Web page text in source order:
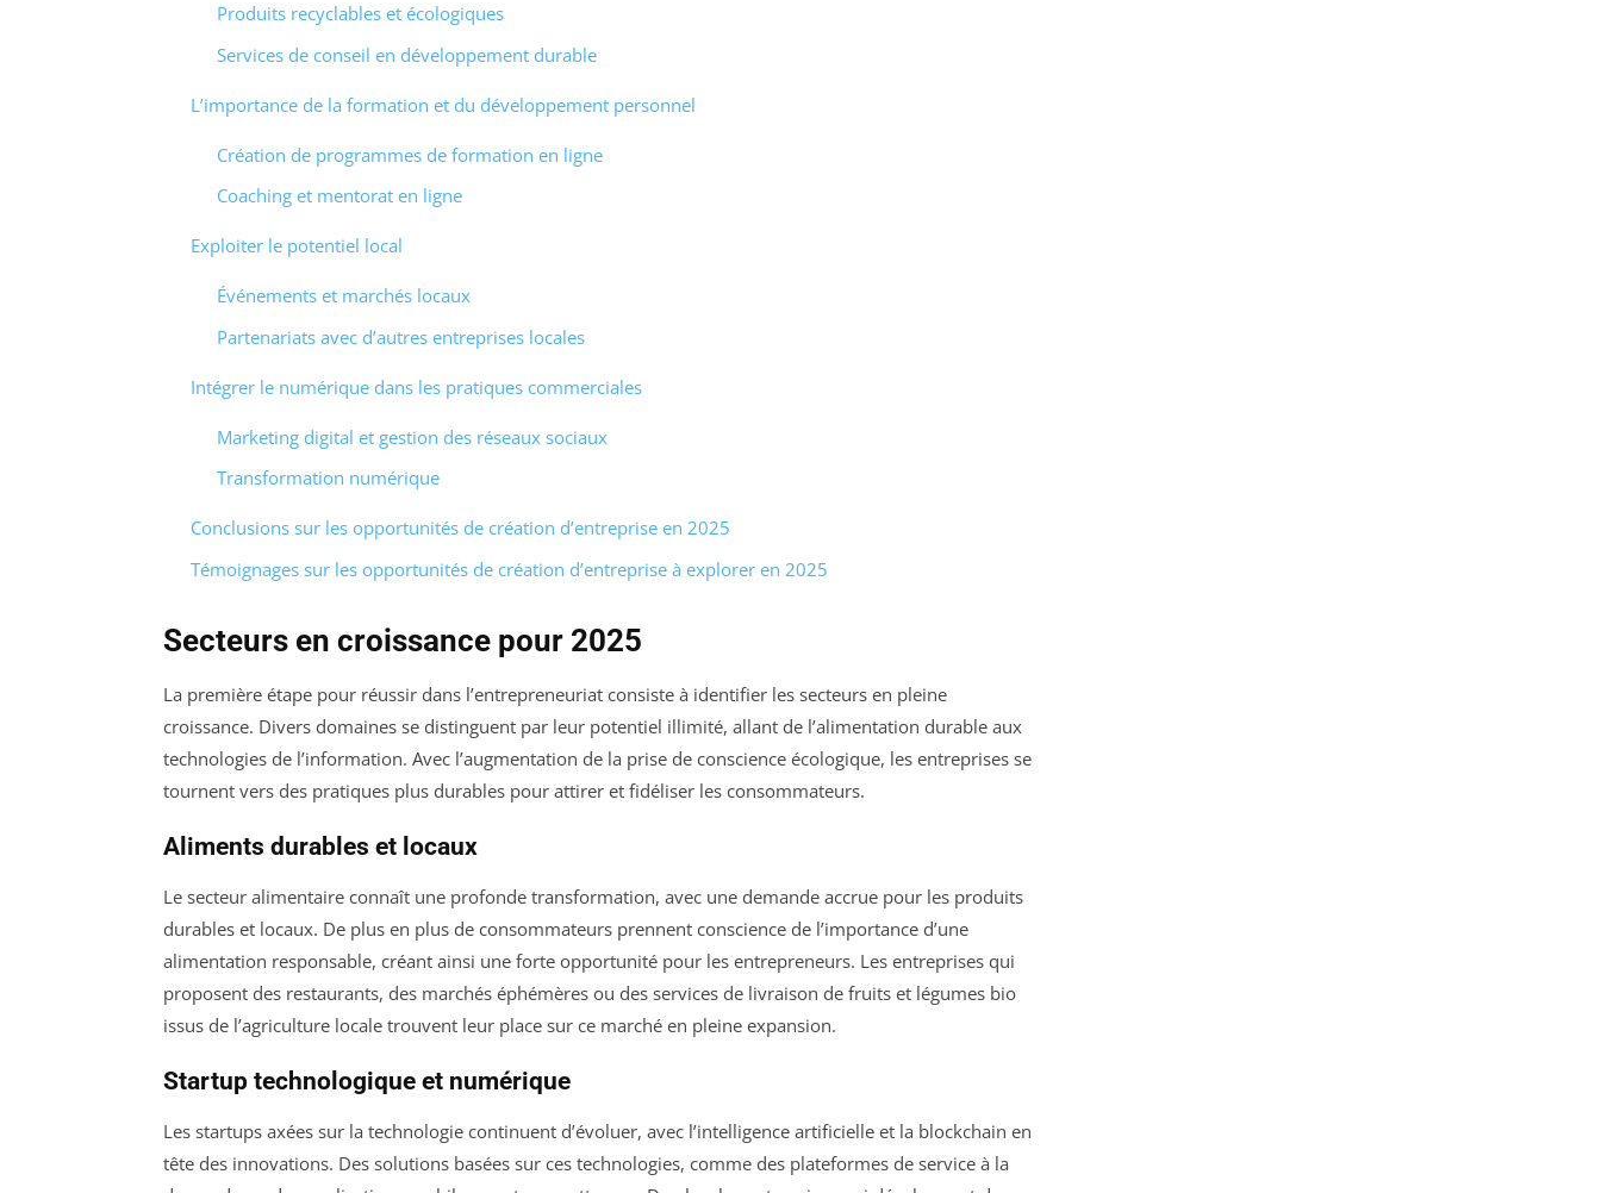
Produits recyclables et écologiques
Services de conseil en développement durable
L’importance de la formation et du développement personnel
Création de programmes de formation en ligne
Coaching et mentorat en ligne
Exploiter le potentiel local
Événements et marchés locaux
Partenariats avec d’autres entreprises locales
Intégrer le numérique dans les pratiques commerciales
Marketing digital et gestion des réseaux sociaux
Transformation numérique
Conclusions sur les opportunités de création d’entreprise en 2025
Témoignages sur les opportunités de création d’entreprise à explorer en 2025
Secteurs en croissance pour 2025
La première étape pour réussir dans l’entrepreneuriat consiste à identifier les secteurs en pleine
croissance. Divers domaines se distinguent par leur potentiel illimité, allant de l’alimentation durable aux
technologies de l’information. Avec l’augmentation de la prise de conscience écologique, les entreprises se
tournent vers des pratiques plus durables pour attirer et fidéliser les consommateurs.
Aliments durables et locaux
Le secteur alimentaire connaît une profonde transformation, avec une demande accrue pour les produits
durables et locaux. De plus en plus de consommateurs prennent conscience de l’importance d’une
alimentation responsable, créant ainsi une forte opportunité pour les entrepreneurs. Les entreprises qui
proposent des restaurants, des marchés éphémères ou des services de livraison de fruits et légumes bio
issus de l’agriculture locale trouvent leur place sur ce marché en pleine expansion.
Startup technologique et numérique
Les startups axées sur la technologie continuent d’évoluer, avec l’intelligence artificielle et la blockchain en
tête des innovations. Des solutions basées sur ces technologies, comme des plateformes de service à la